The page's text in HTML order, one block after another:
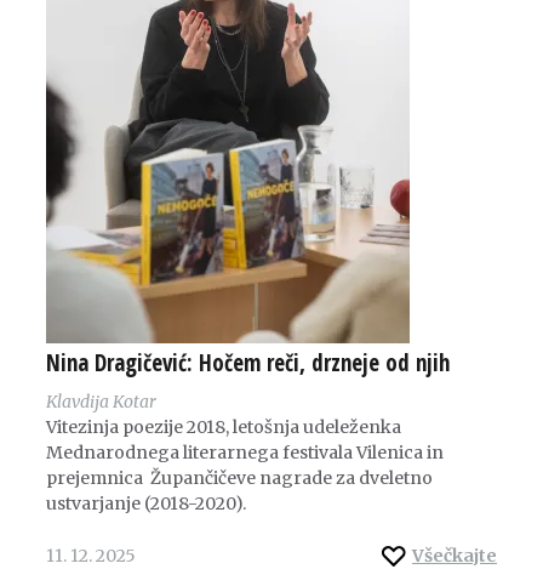
Nina Dragičević: Hočem reči, drzneje od njih
Klavdija Kotar
Vitezinja poezije 2018, letošnja udeleženka
Mednarodnega literarnega festivala Vilenica in
prejemnica Župančičeve nagrade za dveletno
ustvarjanje (2018-2020).
Všečkajte
11. 12. 2025